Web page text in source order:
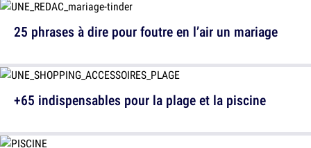
25 phrases à dire pour foutre en l’air un mariage
+65 indispensables pour la plage et la piscine